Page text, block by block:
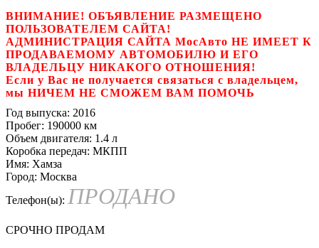
ВНИМАНИЕ! ОБЪЯВЛЕНИЕ РАЗМЕЩЕНО
ПОЛЬЗОВАТЕЛЕМ САЙТА!
АДМИНИСТРАЦИЯ САЙТА МосАвто НЕ ИМЕЕТ К
ПРОДАВАЕМОМУ АВТОМОБИЛЮ И ЕГО
ВЛАДЕЛЬЦУ НИКАКОГО ОТНОШЕНИЯ!
Если у Вас не получается связаться с владельцем,
мы НИЧЕМ НЕ СМОЖЕМ ВАМ ПОМОЧЬ
Год выпуска: 2016
Пробег: 190000 км
Объем двигателя: 1.4 л
Коробка передач: МКПП
Имя: Хамза
Город: Москва
Телефон(ы): ПРОДАНО
СРОЧНО ПРОДАМ